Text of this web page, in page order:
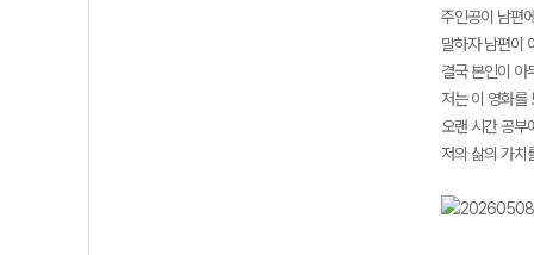
주인공이 남편
말하자 남편이
결국 본인이 아
저는 이 영화를
오랜 시간 공부
저의 삶의 가치